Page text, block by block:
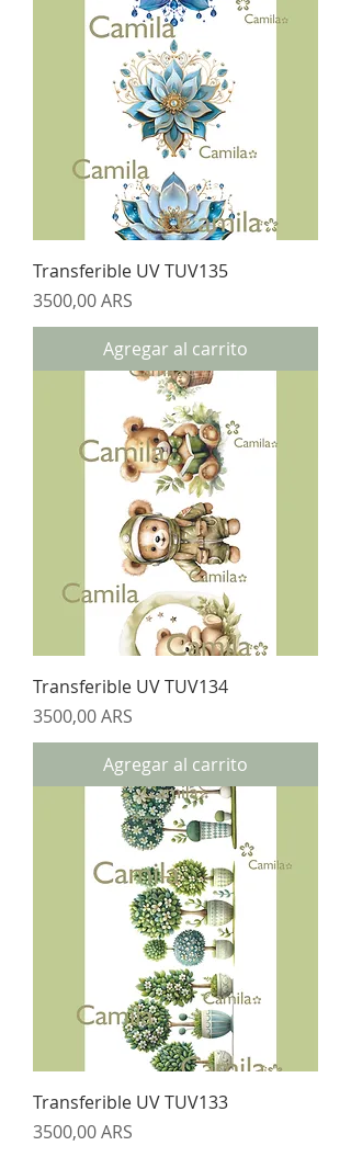
Transferible UV TUV135
Precio
3500,00 ARS
Agregar al carrito
Transferible UV TUV134
Precio
3500,00 ARS
Agregar al carrito
Transferible UV TUV133
Precio
3500,00 ARS